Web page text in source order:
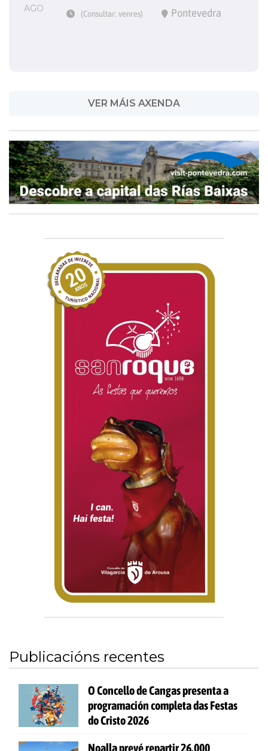
AGO (Consultar: venres) Pontevedra
VER MÁIS AXENDA
Publicacións recentes
O Concello de Cangas presenta a
programación completa das Festas
do Cristo 2026
Noalla prevé repartir 26.000